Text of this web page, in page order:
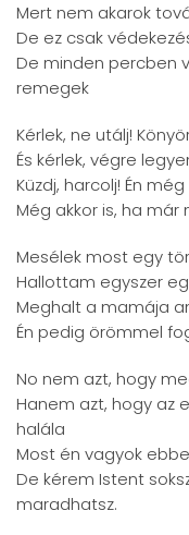
Mert nem akarok
De ez csak
De minden percben
remegek
Kérlek, ne utálj!
És kérlek, végre
Küzdj, harcolj! Én
Még akkor is, ha
Mesélek most egy
Hallottam egyszer
Meghalt a mamája
Én pedig örömmel
No nem azt, hogy
Hanem azt, hogy az
halála
Most én vagyok
De kérem Istent
maradhatsz.